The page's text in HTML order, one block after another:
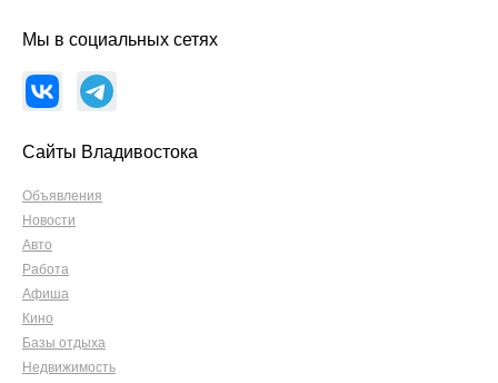
Мы в социальных сетях
Сайты Владивостока
Объявления
Новости
Авто
Работа
Афиша
Кино
Базы отдыха
Недвижимость